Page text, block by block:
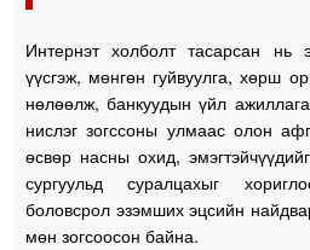
Интернэт холболт тасарсан нь
үүсгэж, мөнгөн гуйвуулга, хөрш
нөлөөлж, банкуудын үйл
нислэг зогссоны улмаас олон
өсвөр насны охид,
сургуульд суралцахыг
боловсрол эзэмших эцсийн
мөн зогсоосон байна.